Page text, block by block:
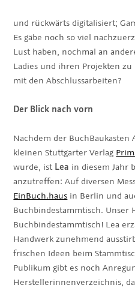
und rückwärts digitalisiert;
Es gäbe noch so viel
Lust haben, nochmal an
Ladies und ihren Projekten zu
mit den Abschlussarbeiten?
Der Blick nach vorn
Nachdem der BuchBaukasten
kleinen Stuttgarter Verlag
wurde, ist Lea in diesem Jahr
anzutreffen: Auf diversen
EinBuch.haus in Berlin und
Buchbindestammtisch. Unser
Buchbindestammtisch! Lea
Handwerk zunehmend
frischen Ideen beim
Publikum gibt es noch
Herstellerinnenverzeichnis,